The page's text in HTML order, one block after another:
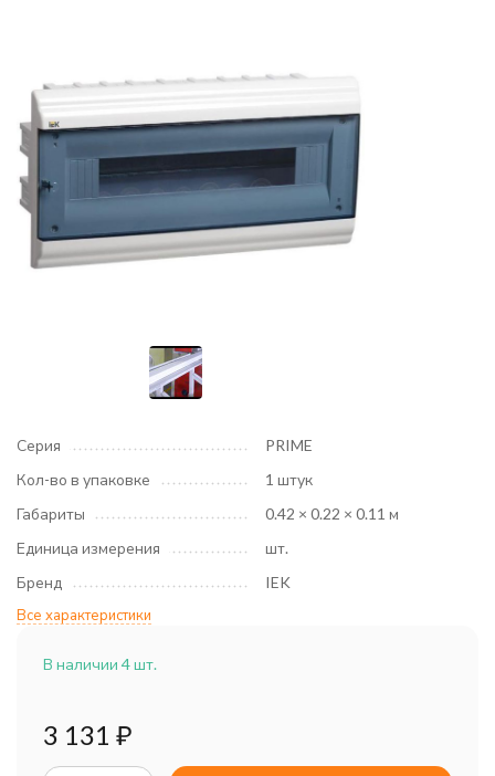
Серия
PRIME
Кол-во в упаковке
1 штук
Габариты
0.42 × 0.22 × 0.11 м
Единица измерения
шт.
Бренд
IEK
Все характеристики
В наличии 4 шт.
3 131 ₽